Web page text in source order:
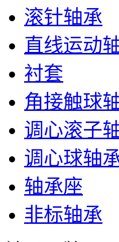
滚针轴承
直线运动
衬套
角接触球
调心滚子
调心球轴
轴承座
非标轴承